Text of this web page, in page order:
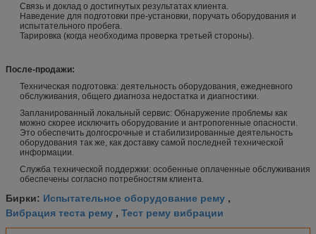
Связь и доклад о достигнутых результатах клиента.
Наведение для подготовки пре-установки, поручать оборудования и
испытательного пробега.
Тарировка (когда необходима проверка третьей стороны).
После-продажи:
Техническая подготовка: деятельность оборудования, ежедневного
обслуживания, общего диагноза недостатка и диагностики.
Запланированный локальный сервис: Обнаружение проблемы как
можно скорее исключить оборудование и антропогенные опасности.
Это обеспечить долгосрочные и стабилизированные деятельность
оборудования так же, как доставку самой последней технической
информации.
Служба технической поддержки: особенные оплаченные обслуживания
обеспечены согласно потребностям клиента.
Бирки: Испытательное оборудование рему ,
Вибрация теста рему , Тест рему вибрации